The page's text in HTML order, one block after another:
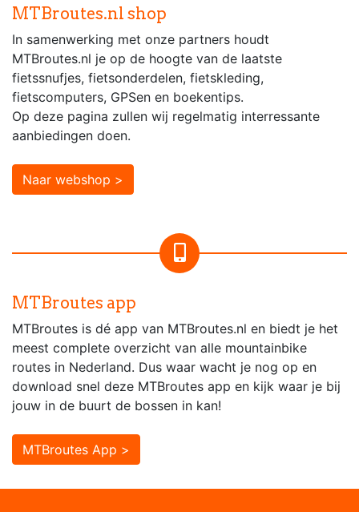
MTBroutes.nl shop
In samenwerking met onze partners houdt
MTBroutes.nl je op de hoogte van de laatste
fietssnufjes, fietsonderdelen, fietskleding,
fietscomputers, GPSen en boekentips.
Op deze pagina zullen wij regelmatig interressante
aanbiedingen doen.
Naar webshop >
MTBroutes app
MTBroutes is dé app van MTBroutes.nl en biedt je het
meest complete overzicht van alle mountainbike
routes in Nederland. Dus waar wacht je nog op en
download snel deze MTBroutes app en kijk waar je bij
jouw in de buurt de bossen in kan!
MTBroutes App >